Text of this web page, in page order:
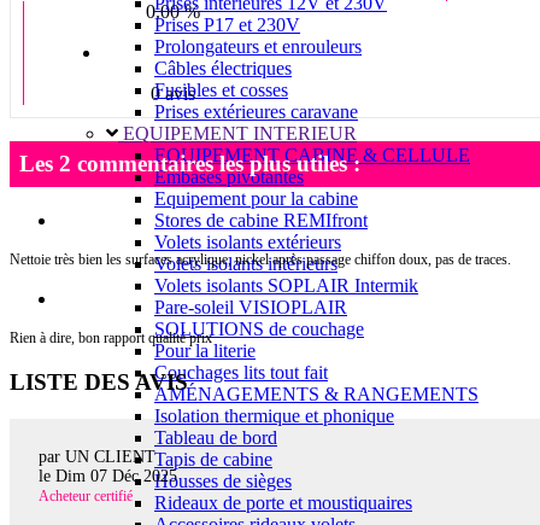
Prises P17 et 230V
Prolongateurs et enrouleurs
Câbles électriques
Fusibles et cosses
Prises extérieures caravane
EQUIPEMENT INTERIEUR
EQUIPEMENT CABINE & CELLULE
Embases pivotantes
Equipement pour la cabine
Stores de cabine REMIfront
Volets isolants extérieurs
Volets isolants intérieurs
Volets isolants SOPLAIR Intermik
Pare-soleil VISIOPLAIR
SOLUTIONS de couchage
Pour la literie
Couchages lits tout fait
AMÉNAGEMENTS & RANGEMENTS
Isolation thermique et phonique
Tableau de bord
Tapis de cabine
Housses de sièges
Rideaux de porte et moustiquaires
0.00 %
0 avis
Les 2 commentaires les plus utiles :
Nettoie très bien les surfaces acrylique, nickel après passage chiffon doux, pas de traces.
Rien à dire, bon rapport qualité prix
LISTE DES AVIS
par UN CLIENT
le Dim 07 Déc 2025
Acheteur certifié